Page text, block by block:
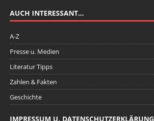
AUCH INTERESSANT…
A-Z
Presse u. Medien
Literatur Tipps
Zahlen & Fakten
Geschichte
IMPRESSUM U. DATENSCHUTZERKLÄRUNG